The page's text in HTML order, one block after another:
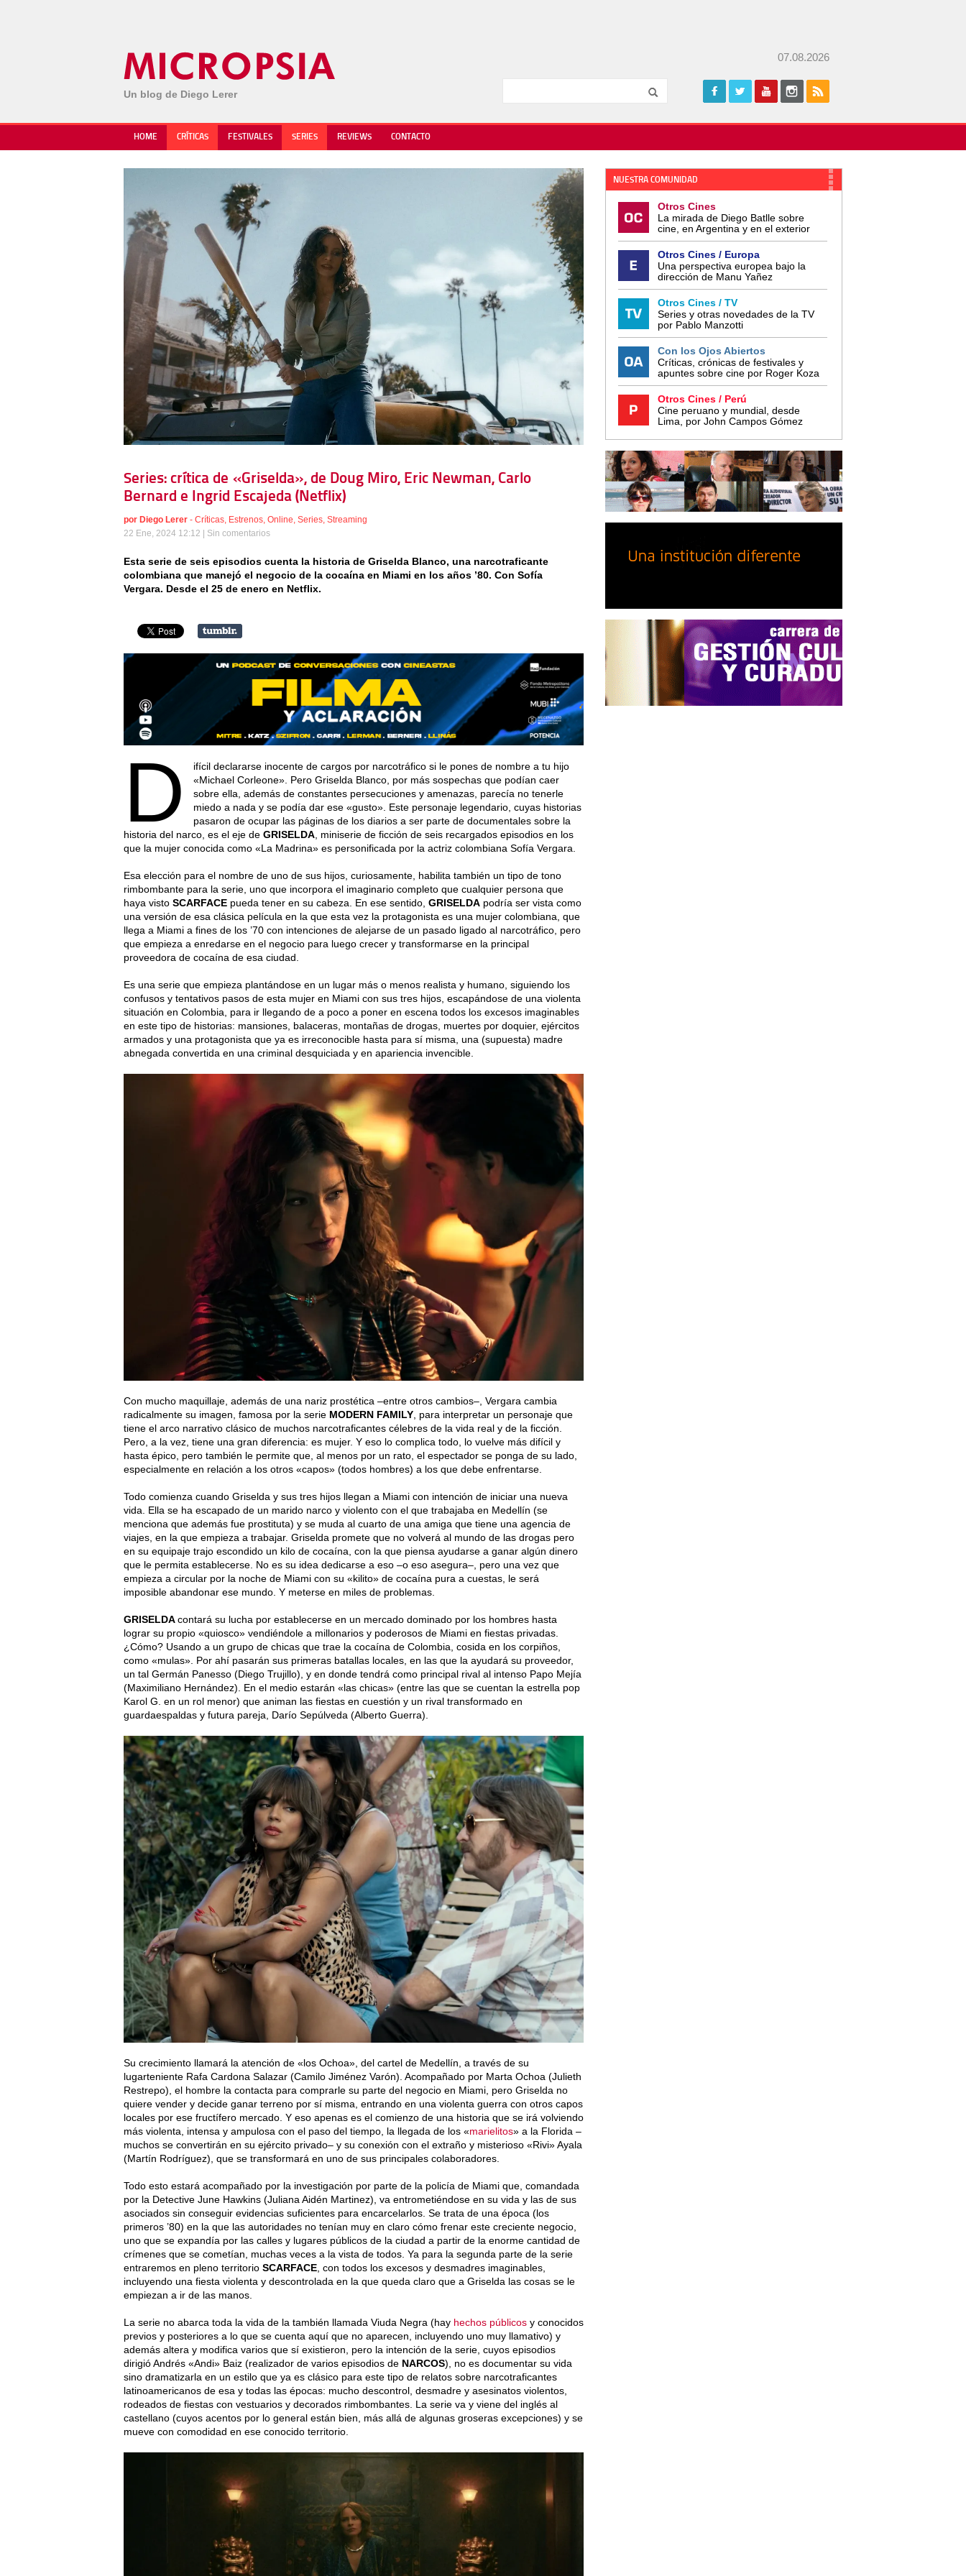
Un blog de Diego Lerer
07.08.2026
HOME CRÍTICAS FESTIVALES SERIES REVIEWS CONTACTO
Series: crítica de «Griselda», de Doug Miro, Eric Newman, Carlo
Bernard e Ingrid Escajeda (Netflix)
por Diego Lerer - Críticas, Estrenos, Online, Series, Streaming
22 Ene, 2024 12:12 | Sin comentarios
Esta serie de seis episodios cuenta la historia de Griselda Blanco, una narcotraficante
colombiana que manejó el negocio de la cocaína en Miami en los años ’80. Con Sofía
Vergara. Desde el 25 de enero en Netflix.
D
ifícil declararse inocente de cargos por narcotráfico si le pones de nombre a tu hijo
«Michael Corleone». Pero Griselda Blanco, por más sospechas que podían caer
sobre ella, además de constantes persecuciones y amenazas, parecía no tenerle
miedo a nada y se podía dar ese «gusto». Este personaje legendario, cuyas historias
pasaron de ocupar las páginas de los diarios a ser parte de documentales sobre la
historia del narco, es el eje de GRISELDA, miniserie de ficción de seis recargados episodios en los
que la mujer conocida como «La Madrina» es personificada por la actriz colombiana Sofía Vergara.
Esa elección para el nombre de uno de sus hijos, curiosamente, habilita también un tipo de tono
rimbombante para la serie, uno que incorpora el imaginario completo que cualquier persona que
haya visto SCARFACE pueda tener en su cabeza. En ese sentido, GRISELDA podría ser vista como
una versión de esa clásica película en la que esta vez la protagonista es una mujer colombiana, que
llega a Miami a fines de los ’70 con intenciones de alejarse de un pasado ligado al narcotráfico, pero
que empieza a enredarse en el negocio para luego crecer y transformarse en la principal
proveedora de cocaína de esa ciudad.
Es una serie que empieza plantándose en un lugar más o menos realista y humano, siguiendo los
confusos y tentativos pasos de esta mujer en Miami con sus tres hijos, escapándose de una violenta
situación en Colombia, para ir llegando de a poco a poner en escena todos los excesos imaginables
en este tipo de historias: mansiones, balaceras, montañas de drogas, muertes por doquier, ejércitos
armados y una protagonista que ya es irreconocible hasta para sí misma, una (supuesta) madre
abnegada convertida en una criminal desquiciada y en apariencia invencible.
Con mucho maquillaje, además de una nariz prostética –entre otros cambios–, Vergara cambia
radicalmente su imagen, famosa por la serie MODERN FAMILY, para interpretar un personaje que
tiene el arco narrativo clásico de muchos narcotraficantes célebres de la vida real y de la ficción.
Pero, a la vez, tiene una gran diferencia: es mujer. Y eso lo complica todo, lo vuelve más difícil y
hasta épico, pero también le permite que, al menos por un rato, el espectador se ponga de su lado,
especialmente en relación a los otros «capos» (todos hombres) a los que debe enfrentarse.
Todo comienza cuando Griselda y sus tres hijos llegan a Miami con intención de iniciar una nueva
vida. Ella se ha escapado de un marido narco y violento con el que trabajaba en Medellín (se
menciona que además fue prostituta) y se muda al cuarto de una amiga que tiene una agencia de
viajes, en la que empieza a trabajar. Griselda promete que no volverá al mundo de las drogas pero
en su equipaje trajo escondido un kilo de cocaína, con la que piensa ayudarse a ganar algún dinero
que le permita establecerse. No es su idea dedicarse a eso –o eso asegura–, pero una vez que
empieza a circular por la noche de Miami con su «kilito» de cocaína pura a cuestas, le será
imposible abandonar ese mundo. Y meterse en miles de problemas.
GRISELDAcontará su lucha por establecerse en un mercado dominado por los hombres hasta
lograr su propio «quiosco» vendiéndole a millonarios y poderosos de Miami en fiestas privadas.
¿Cómo? Usando a un grupo de chicas que trae la cocaína de Colombia, cosida en los corpiños,
como «mulas». Por ahí pasarán sus primeras batallas locales, en las que la ayudará su proveedor,
un tal Germán Panesso (Diego Trujillo), y en donde tendrá como principal rival al intenso Papo Mejía
(Maximiliano Hernández). En el medio estarán «las chicas» (entre las que se cuentan la estrella pop
Karol G. en un rol menor) que animan las fiestas en cuestión y un rival transformado en
guardaespaldas y futura pareja, Darío Sepúlveda (Alberto Guerra).
Su crecimiento llamará la atención de «los Ochoa», del cartel de Medellín, a través de su
lugarteniente Rafa Cardona Salazar (Camilo Jiménez Varón). Acompañado por Marta Ochoa (Julieth
Restrepo), el hombre la contacta para comprarle su parte del negocio en Miami, pero Griselda no
quiere vender y decide ganar terreno por sí misma, entrando en una violenta guerra con otros capos
locales por ese fructífero mercado. Y eso apenas es el comienzo de una historia que se irá volviendo
más violenta, intensa y ampulosa con el paso del tiempo, la llegada de los «marielitos» a la Florida –
muchos se convertirán en su ejército privado– y su conexión con el extraño y misterioso «Rivi» Ayala
(Martín Rodríguez), que se transformará en uno de sus principales colaboradores.
Todo esto estará acompañado por la investigación por parte de la policía de Miami que, comandada
por la Detective June Hawkins (Juliana Aidén Martinez), va entrometiéndose en su vida y las de sus
asociados sin conseguir evidencias suficientes para encarcelarlos. Se trata de una época (los
primeros ’80) en la que las autoridades no tenían muy en claro cómo frenar este creciente negocio,
uno que se expandía por las calles y lugares públicos de la ciudad a partir de la enorme cantidad de
crímenes que se cometían, muchas veces a la vista de todos. Ya para la segunda parte de la serie
entraremos en pleno territorio SCARFACE, con todos los excesos y desmadres imaginables,
incluyendo una fiesta violenta y descontrolada en la que queda claro que a Griselda las cosas se le
empiezan a ir de las manos.
La serie no abarca toda la vida de la también llamada Viuda Negra (hay hechos públicos y conocidos
previos y posteriores a lo que se cuenta aquí que no aparecen, incluyendo uno muy llamativo) y
además altera y modifica varios que sí existieron, pero la intención de la serie, cuyos episodios
dirigió Andrés «Andi» Baiz (realizador de varios episodios de NARCOS), no es documentar su vida
sino dramatizarla en un estilo que ya es clásico para este tipo de relatos sobre narcotraficantes
latinoamericanos de esa y todas las épocas: mucho descontrol, desmadre y asesinatos violentos,
rodeados de fiestas con vestuarios y decorados rimbombantes. La serie va y viene del inglés al
castellano (cuyos acentos por lo general están bien, más allá de algunas groseras excepciones) y se
mueve con comodidad en ese conocido territorio.
NUESTRA COMUNIDAD
Otros Cines
La mirada de Diego Batlle sobre
cine, en Argentina y en el exterior
Otros Cines / Europa
Una perspectiva europea bajo la
dirección de Manu Yañez
Otros Cines / TV
Series y otras novedades de la TV
por Pablo Manzotti
Con los Ojos Abiertos
Críticas, crónicas de festivales y
apuntes sobre cine por Roger Koza
Otros Cines / Perú
Cine peruano y mundial, desde
Lima, por John Campos Gómez